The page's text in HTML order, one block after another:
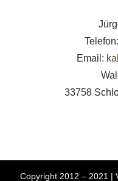
Email:
33758
Copyright 2012 – 2021 |